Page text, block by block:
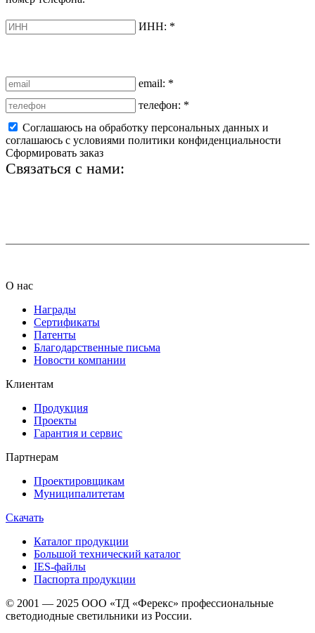
ИНН: *
email: *
телефон: *
Соглашаюсь на обработку персональных данных и
соглашаюсь с условиями политики конфиденциальности
Сформировать заказ
Связаться с нами:
О нас
Награды
Сертификаты
Патенты
Благодарственные письма
Новости компании
Клиентам
Продукция
Проекты
Гарантия и сервис
Партнерам
Проектировщикам
Муниципалитетам
Скачать
Каталог продукции
Большой технический каталог
IES-файлы
Паспорта продукции
© 2001 — 2025 ООО «ТД «Ферекс» профессиональные
светодиодные светильники из России.